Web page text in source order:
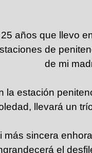
25 años que llevo
de
de mi
la estación
llevará un
más sincera
el